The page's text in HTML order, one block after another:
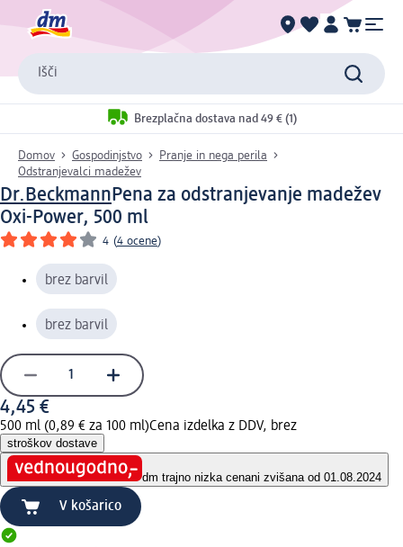
Išči
Brezplačna dostava nad 49 € (1)
Domov Gospodinjstvo
Pranje in nega perila
Odstranjevalci madežev
Dr.BeckmannPena za odstranjevanje madežev
Oxi-Power, 500 ml
4 (4 ocene)
brez barvil
brez barvil
4,45 €
500 ml (0,89 € za 100 ml)Cena izdelka z DDV, brez
stroškov dostave
dm trajno nizka cenani zvišana od 01.08.2024
V košarico